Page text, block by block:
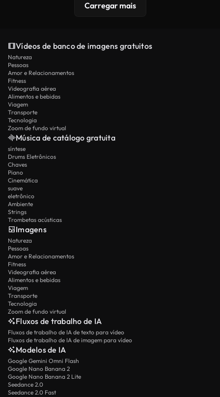
Carregar mais
Vídeos de banco de imagens gratuitos
Natureza
Pessoas
Amor e Relacionamentos
Fitness
Videografia aérea
Alimentos e bebidas
Viagem
Transporte
Tecnologia
Zoom de fundo virtual
Música de catálogo gratuita
síntese
Drums Eletrônicos
Chaves
Piano
Cinemática
suave
eletrônico
Ambiente
Strings
Trombetas acústicas
Imagens
Natureza
Pessoas
Amor e Relacionamentos
Fitness
Videografia aérea
Alimentos e bebidas
Viagem
Transporte
Tecnologia
Zoom de fundo virtual
Fluxos de trabalho de IA
Fluxos de trabalho de IA de texto para vídeo
Fluxos de trabalho de IA de imagem para vídeo
Modelos de IA
Google Gemini Omni Flash
Google Nano Banana 2
Google Nano Banana 2 Lite
Seedance 2.0
Seedance 2.0 Fast